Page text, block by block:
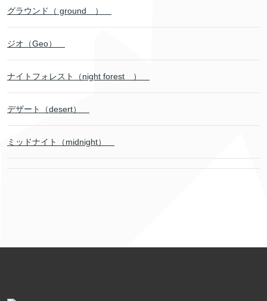
グラウンド（ ground ）
ジオ（Geo）
ナイトフォレスト（night forest ）
デザート（desert）
ミッドナイト（midnight）